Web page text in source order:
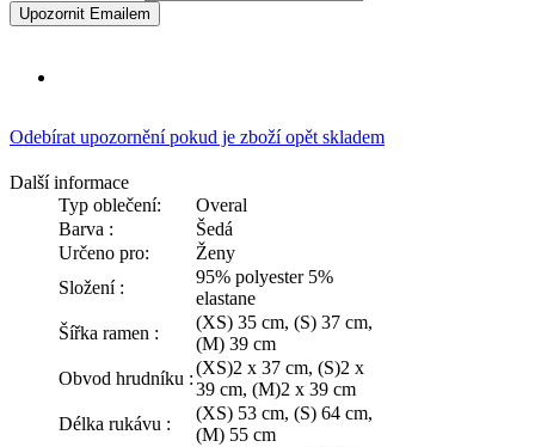
Upozornit Emailem
Odebírat upozornění pokud je zboží opět skladem
Další informace
Typ oblečení:
Overal
Barva :
Šedá
Určeno pro:
Ženy
Složení :
95% polyester 5%
elastane
Šířka ramen :
(XS) 35 cm, (S) 37 cm,
(M) 39 cm
Obvod hrudníku :
(XS)2 x 37 cm, (S)2 x
39 cm, (M)2 x 39 cm
Délka rukávu :
(XS) 53 cm, (S) 64 cm,
(M) 55 cm